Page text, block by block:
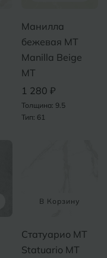
Манилла
бежевая MT
Manilla Beige
MT
1 280 ₽
Толщина: 9.5
Тип: 61
В Корзину
Статуарио MT
Statuario MT